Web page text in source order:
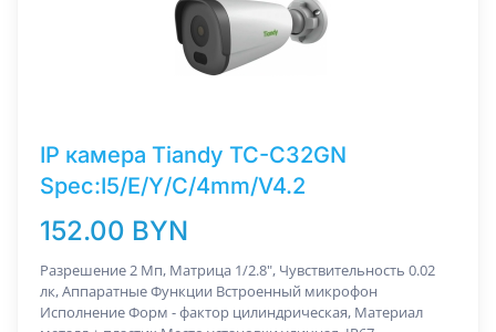
IP камера Tiandy TC-C32GN
Spec:I5/E/Y/C/4mm/V4.2
152.00 BYN
Разрешение 2 Мп, Матрица 1/2.8", Чувствительность 0.02
лк, Аппаратные Функции Встроенный микрофон
Исполнение Форм - фактор цилиндрическая, Материал